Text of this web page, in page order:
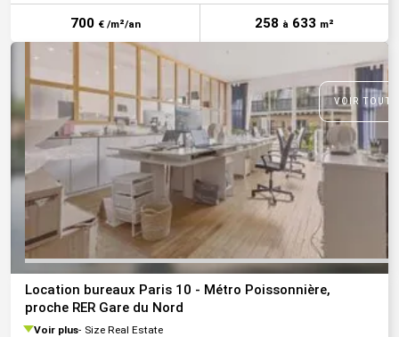
700 € /m²/an 258 à 633 m²
VOIR
Location bureaux Paris 10 - Métro Poissonnière,
proche RER Gare du Nord
Voir plus Size Real Estate